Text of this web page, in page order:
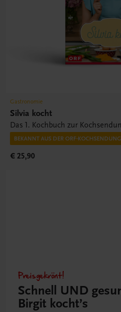
Gastronomie
Silvia kocht
Das 1. Kochbuch zur
BEKANNT AUS DER ORF-KOCHSENDUNG
€ 25,90
Preisgekrönt!
Schnell UND
Birgit kocht’s